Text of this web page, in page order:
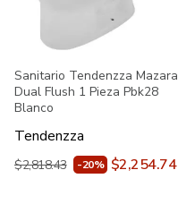
Sanitario Tendenzza Mazara
Dual Flush 1 Pieza Pbk28
Blanco
Tendenzza
$2,818.43 -20% $2,254.74